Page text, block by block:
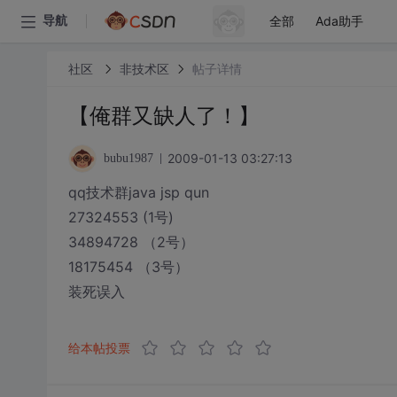
导航 全部 Ada助手
社区 非技术区 帖子详情
【俺群又缺人了！】
bubu1987 2009-01-13 03:27:13
qq技术群java jsp qun
27324553 (1号)
34894728 （2号）
18175454 （3号）
装死误入
给本帖投票